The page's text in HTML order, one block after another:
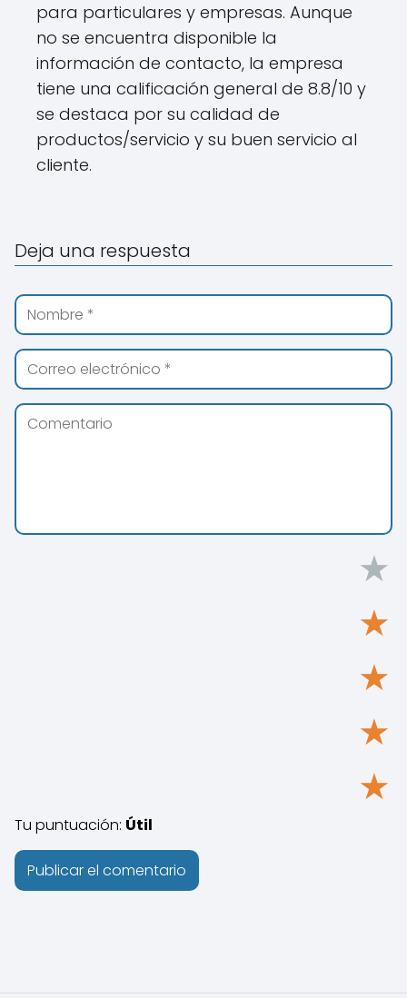
para particulares y empresas. Aunque
no se encuentra disponible la
información de contacto, la empresa
tiene una calificación general de 8.8/10 y
se destaca por su calidad de
productos/servicio y su buen servicio al
cliente.
Deja una respuesta
★
★
★
★
★
Tu puntuación: Útil